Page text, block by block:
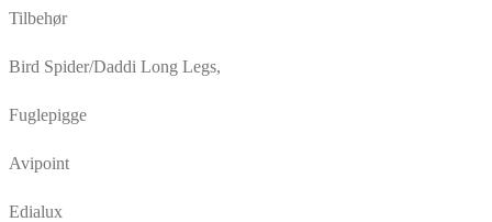
Tilbehør
Bird Spider/Daddi Long Legs,
Fuglepigge
Avipoint
Edialux